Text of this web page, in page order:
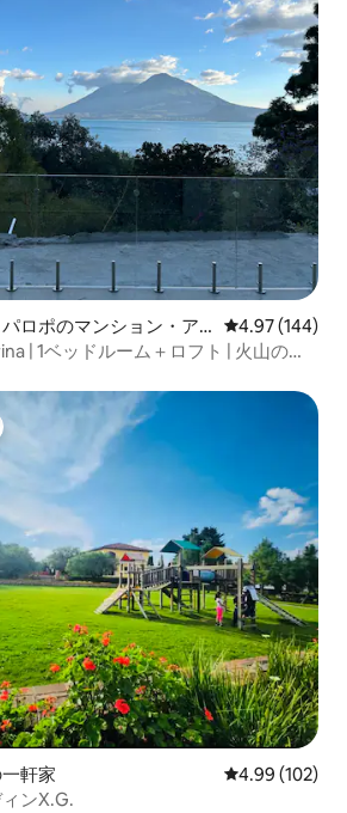
ロポのマンション・ア
レビュー144
4.97 (144)
| 1ベッドルーム＋ロフト | 火山の景
スです。
軒家 レビュー102
4.99 (102)
ンX.G.